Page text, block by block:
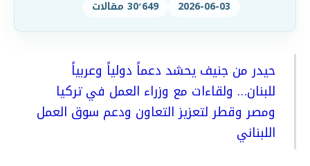
2026-06-03 30٬649 مقالات
حيدر من جنيف يحشد دعماً دولياً وعربياً
للبنان… ولقاءات مع وزراء العمل في تركيا
ومصر وقطر لتعزيز التعاون ودعم سوق العمل
اللبناني